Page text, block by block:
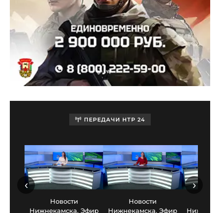
ПЕРЕДАЧИ НТР 24
Новости
Нижнекамска. Эфир
Новости
Нижнекамска. Эфир
‹ ›